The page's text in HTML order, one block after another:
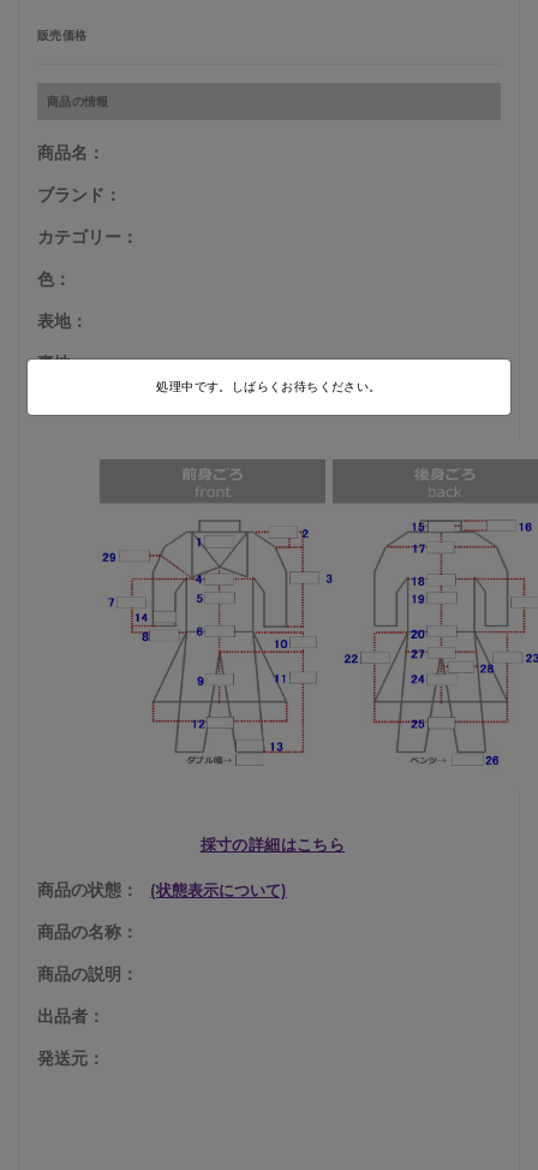
販売価格
商品の情報
商品名：
ブランド：
カテゴリー：
色：
表地：
裏地：
M
採寸の詳細はこちら
商品の状態： (状態表示について)
商品の名称：
商品の説明：
出品者：
発送元：
処理中です。しばらくお待ちください。